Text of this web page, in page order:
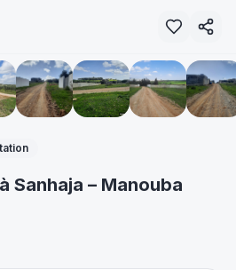
1/7
immoservice.tn
Sanhaja – Manouba